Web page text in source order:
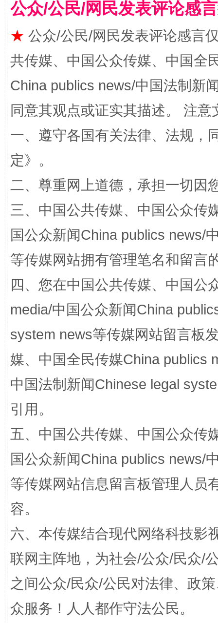
漫山遍野的桃花与雪山、麦地、白藏房
公众/公民/网民发表评论感
★ 公众/公民/网民发表评论感言
共传媒、中国公众传媒、中国全
China publics news/中国法制新
同意其观点或证实其描述。 注
一、遵守各国有关法律、法规，
定》。
二、尊重网上道德，承担一切因
三、中国公共传媒、中国公众传
国公众新闻China publics news/
等传媒网站拥有管理笔名和留言
四、您在中国公共传媒、中国公
media/中国公众新闻China
system news等传媒网站留言板
媒、中国全民传媒China publics
中国法制新闻Chinese legal
引用。
五、中国公共传媒、中国公众传
国公众新闻China publics news/
等传媒网站信息留言板管理人员
容。
六、本传媒结合现代网络科技影
联网主阵地，为社会/公众/民众/
之间公众/民众/公民对法律、政
众服务！人人都作守法公民。